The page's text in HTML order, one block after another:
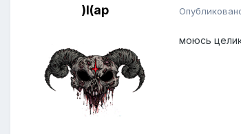
)I(ap
моюсь